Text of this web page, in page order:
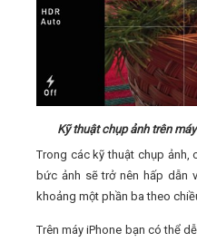
Kỹ thuật chụp ảnh trên
Trong các kỹ thuật chụp ảnh,
bức ảnh sẽ trở nên hấp dẫn
khoảng một phần ba theo
Trên máy iPhone bạn có thể